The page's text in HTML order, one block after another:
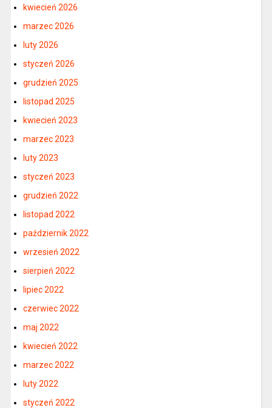
kwiecień 2026
marzec 2026
luty 2026
styczeń 2026
grudzień 2025
listopad 2025
kwiecień 2023
marzec 2023
luty 2023
styczeń 2023
grudzień 2022
listopad 2022
październik 2022
wrzesień 2022
sierpień 2022
lipiec 2022
czerwiec 2022
maj 2022
kwiecień 2022
marzec 2022
luty 2022
styczeń 2022